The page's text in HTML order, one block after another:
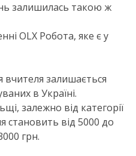
залишилась такою ж
OLX Робота, яке є у
вчителя залишається
в Україні.
залежно від категорії
становить від 5000 до
грн.